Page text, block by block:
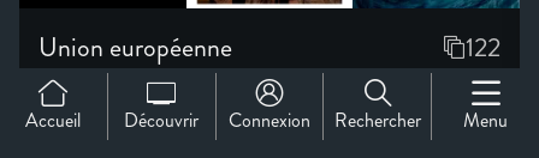
Accueil Découvrir Connexion Rechercher Menu